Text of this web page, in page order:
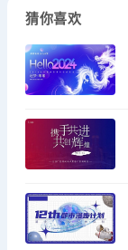
猜你喜欢